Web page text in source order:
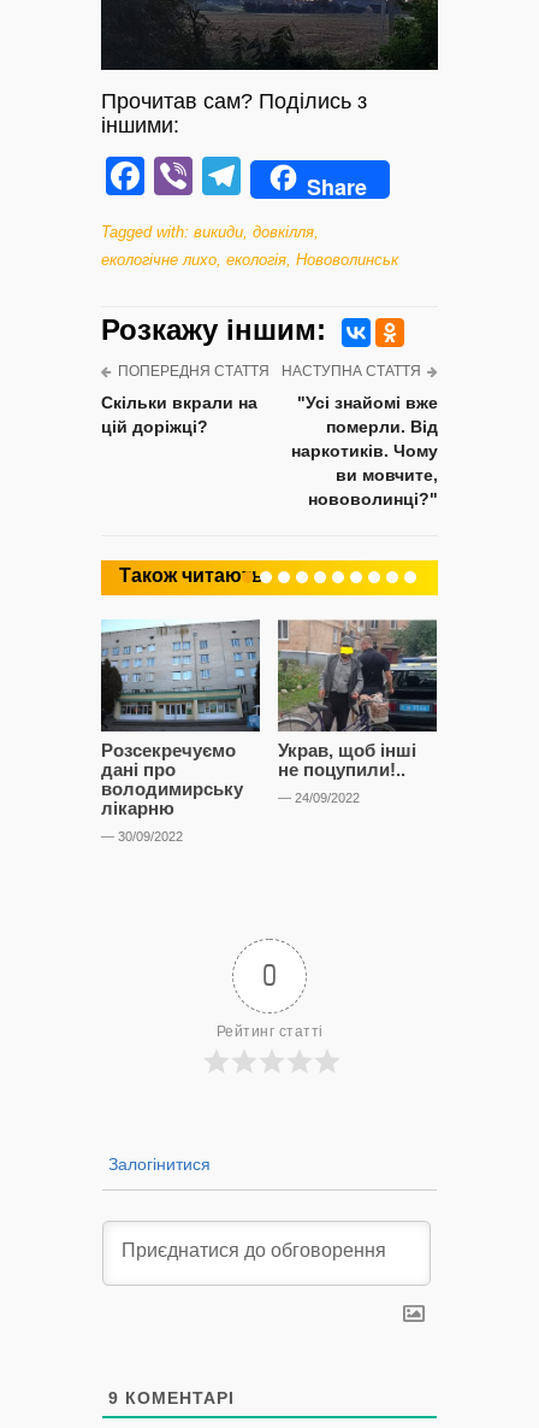
Прочитав сам? Поділись з
іншими:
Facebook
ViberTelegram
Share
Tagged with: викиди, довкілля,
екологічне лихо, екологія, Нововолинськ
Розкажу iншим:
ПОПЕРЕДНЯ СТАТТЯ
Скільки вкрали на
цій доріжці?
НАСТУПНА СТАТТЯ
"Усі знайомі вже
померли. Від
наркотиків. Чому
ви мовчите,
нововолинці?"
Також читають
Розсекречуємо
дані про
володимирську
лікарню
— 30/09/2022
Украв, щоб інші
не поцупили!..
— 24/09/2022
0
Рейтинг статті
Залогінитися
9 КОМЕНТАРІ